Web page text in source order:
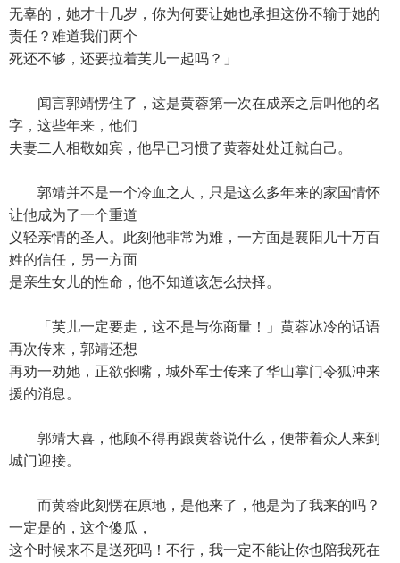
无辜的，她才十几岁，你为何要让她也承担这份不输于她的
责任？难道我们两个
死还不够，还要拉着芙儿一起吗？」
闻言郭靖愣住了，这是黄蓉第一次在成亲之后叫他的名
字，这些年来，他们
夫妻二人相敬如宾，他早已习惯了黄蓉处处迁就自己。
郭靖并不是一个冷血之人，只是这么多年来的家国情怀
让他成为了一个重道
义轻亲情的圣人。此刻他非常为难，一方面是襄阳几十万百
姓的信任，另一方面
是亲生女儿的性命，他不知道该怎么抉择。
「芙儿一定要走，这不是与你商量！」黄蓉冰冷的话语
再次传来，郭靖还想
再劝一劝她，正欲张嘴，城外军士传来了华山掌门令狐冲来
援的消息。
郭靖大喜，他顾不得再跟黄蓉说什么，便带着众人来到
城门迎接。
而黄蓉此刻愣在原地，是他来了，他是为了我来的吗？
一定是的，这个傻瓜，
这个时候来不是送死吗！不行，我一定不能让你也陪我死在